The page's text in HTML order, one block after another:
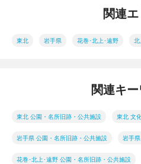
関連
東北 岩手県 花巻･北上･遠野
関連キ
東北 公園・名所旧跡・公共施設 東北 文
岩手県 公園・名所旧跡・公共施設 岩手
花巻･北上･遠野 公園・名所旧跡・公共施設